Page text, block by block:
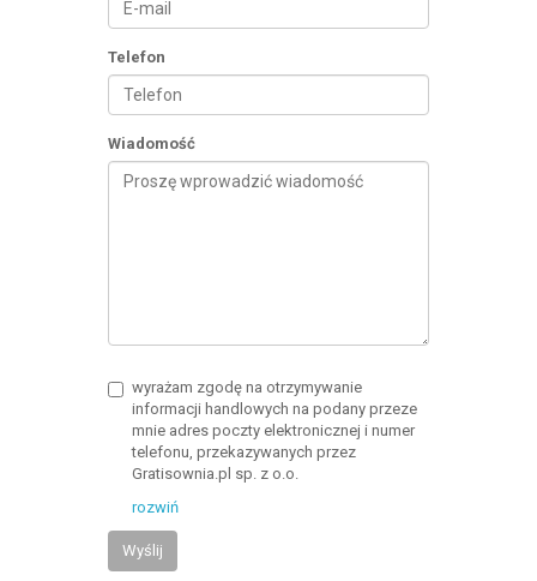
Telefon
Wiadomość
wyrażam zgodę na otrzymywanie
informacji handlowych na podany przeze
mnie adres poczty elektronicznej i numer
telefonu, przekazywanych przez
Gratisownia.pl sp. z o.o.
rozwiń
Wyślij